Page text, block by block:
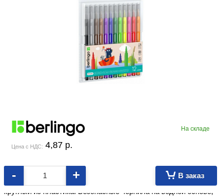
На складе
Цена с НДС: 4,87 p.
- + В заказ
Фломастеры предназначены для детского творчества. Корпус
круглый из пластика. Безопасные чернила на водной основе,